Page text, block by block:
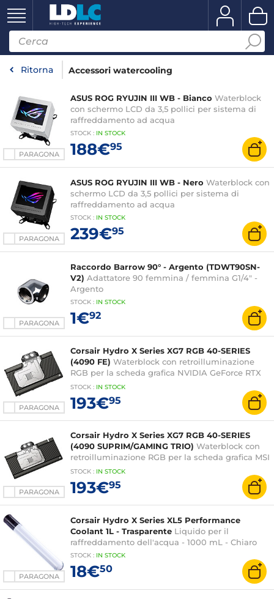
Ritorna Accessori watercooling
PARAGONA
ASUS ROG RYUJIN III WB - Bianco Waterblock
con schermo LCD da 3,5 pollici per sistema di
raffreddamento ad acqua
STOCK : IN STOCK
188€95
PARAGONA
ASUS ROG RYUJIN III WB - Nero Waterblock con
schermo LCD da 3,5 pollici per sistema di
raffreddamento ad acqua
STOCK : IN STOCK
239€95
PARAGONA
Raccordo Barrow 90° - Argento (TDWT90SN-
V2) Adattatore 90 femmina / femmina G1/4" -
Argento
STOCK : IN STOCK
1€92
PARAGONA
Corsair Hydro X Series XG7 RGB 40-SERIES
(4090 FE) Waterblock con retroilluminazione
RGB per la scheda grafica NVIDIA GeForce RTX
4090 FE
STOCK : IN STOCK
193€95
PARAGONA
Corsair Hydro X Series XG7 RGB 40-SERIES
(4090 SUPRIM/GAMING TRIO) Waterblock con
retroilluminazione RGB per la scheda grafica MSI
GeForce RTX 4090 SUPRIM/GAMING TRIO
STOCK : IN STOCK
193€95
PARAGONA
Corsair Hydro X Series XL5 Performance
Coolant 1L - Trasparente Liquido per il
raffreddamento dell'acqua - 1000 mL - Chiaro
STOCK : IN STOCK
18€50